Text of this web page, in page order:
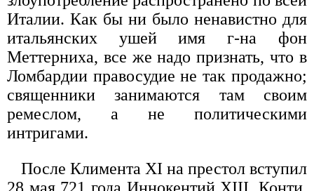
Италии. Как бы ни было ненавистно для
итальянских ушей имя г-на фон
Меттерниха, все же надо признать, что в
Ломбардии правосудие не так продажно;
священники занимаются там своим
ремеслом, а не политическими
интригами.
После Климента XI на престол вступил